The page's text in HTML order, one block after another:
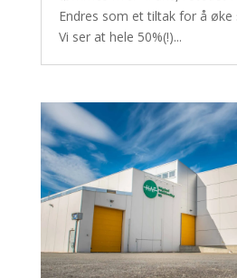
Endres som et tiltak for å øke
Vi ser at hele 50%(!)...